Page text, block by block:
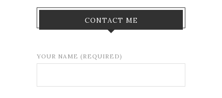
CONTACT ME
YOUR NAME (REQUIRED)